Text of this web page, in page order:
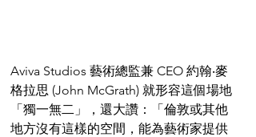
Aviva Studios 藝術總監兼 CEO 約翰‧麥
格拉思 (John McGrath) 就形容這個場地
「獨一無二」，還大讚：「倫敦或其他
地方沒有這樣的空間，能為藝術家提供